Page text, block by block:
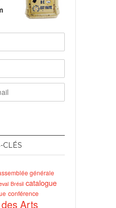
CLÉS
générale
Brésil catalogue
conférence
Arts